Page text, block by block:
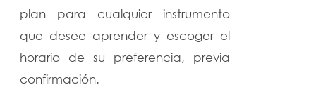
plan para cualquier instrumento
que desee aprender y escoger el
horario de su preferencia, previa
confirmación.